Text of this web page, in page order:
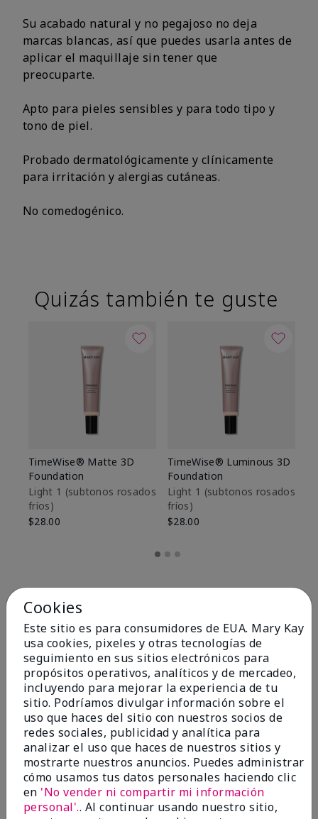
Su acabado natural y no pegajoso no deja
marcas blancas, así que puedes usarla antes de
aplicar el maquillaje sin tener que
preocuparte.
Apto para pieles sensibles y para todo tipo y
tono de piel.
Probado dermatológicamente y clínicamente
para irritación y alergias cutáneas.
No comedogénico.
Quizás también te guste
TimeWise® Matte 3D
Foundation
Light 1​ (subtonos rosados
fríos)
$28.00
TimeWise® Luminous 3D
Foundation
Light 1​ (subtonos rosados
fríos)
$28.00
OPINIONES
4.8
Cookies
Este sitio es para consumidores de EUA. Mary Kay
usa cookies, pixeles y otras tecnologías de
seguimiento en sus sitios electrónicos para
propósitos operativos, analíticos y de mercadeo,
incluyendo para mejorar la experiencia de tu
sitio. Podríamos divulgar información sobre el
uso que haces del sitio con nuestros socios de
redes sociales, publicidad y analítica para
analizar el uso que haces de nuestros sitios y
mostrarte nuestros anuncios. Puedes administrar
cómo usamos tus datos personales haciendo clic
en 'No vender ni compartir mi información
personal'.. Al continuar usando nuestro sitio,